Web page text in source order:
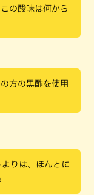
の酸味は何から
方の黒酢を使用
りは、ほんとに